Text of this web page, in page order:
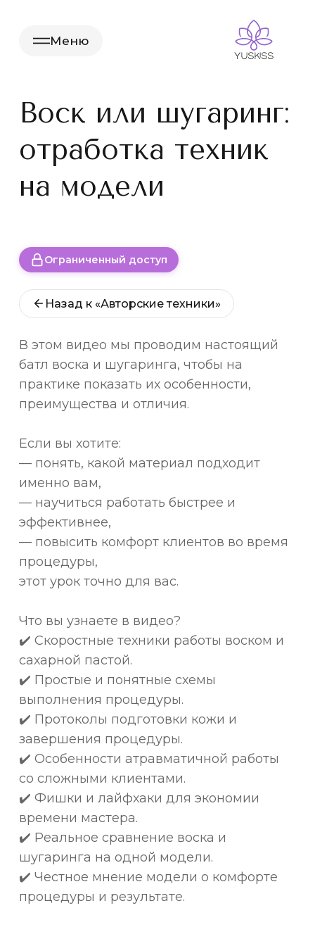
Меню
Воск или шугаринг:
отработка техник
на модели
Ограниченный доступ
Назад к «Авторские техники»
В этом видео мы проводим настоящий
батл воска и шугаринга, чтобы на
практике показать их особенности,
преимущества и отличия.
Если вы хотите:
— понять, какой материал подходит
именно вам,
— научиться работать быстрее и
эффективнее,
— повысить комфорт клиентов во время
процедуры,
этот урок точно для вас.
Что вы узнаете в видео?
✔️ Скоростные техники работы воском и
сахарной пастой.
✔️ Простые и понятные схемы
выполнения процедуры.
✔️ Протоколы подготовки кожи и
завершения процедуры.
✔️ Особенности атравматичной работы
со сложными клиентами.
✔️ Фишки и лайфхаки для экономии
времени мастера.
✔️ Реальное сравнение воска и
шугаринга на одной модели.
✔️ Честное мнение модели о комфорте
процедуры и результате.